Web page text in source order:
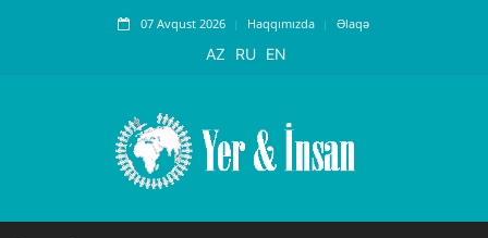
07 Avqust 2026 Haqqımızda Əlaqə
AZ RU EN